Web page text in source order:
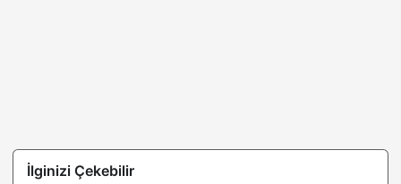
İlginizi Çekebilir